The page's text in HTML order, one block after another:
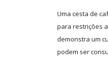
Uma cesta de
para restrições
demonstra um
podem ser